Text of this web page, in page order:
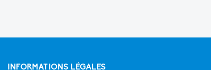
INFORMATIONS LÉGALES